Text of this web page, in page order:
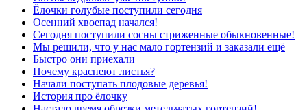
Ёлочки голубые поступили сегодня
Осенний хвоепад начался!
Сегодня поступили сосны стриженные обыкновенные!
Мы решили, что у нас мало гортензий и заказали ещё
Быстро они приехали
Почему краснеют листья?
Начали поступать плодовые деревья!
История про ёлочку